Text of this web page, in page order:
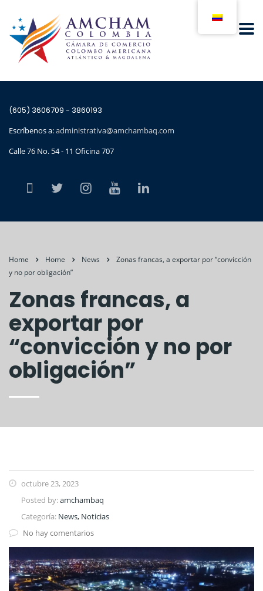
(605) 3606709 - 3860193
Escríbenos a:administrativa@amchambaq.com
Calle 76 No. 54 - 11 Oficina 707
Home Home News
Zonas francas, a exportar por “convicción
y no por obligación”
Zonas francas, a
exportar por
“convicción y no por
obligación”
octubre 23, 2023
Posted by:amchambaq
Categoría: News, Noticias
No hay comentarios